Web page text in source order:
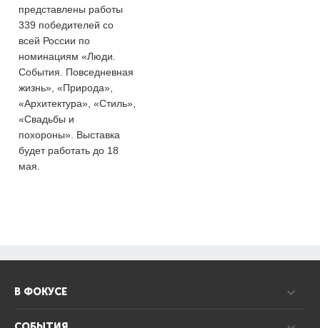
представлены работы
339 победителей со
всей России по
номинациям «Люди.
События. Повседневная
жизнь», «Природа»,
«Архитектура», «Стиль»,
«Свадьбы и
похороны». Выставка
будет работать до 18
мая.
В ФОКУСЕ